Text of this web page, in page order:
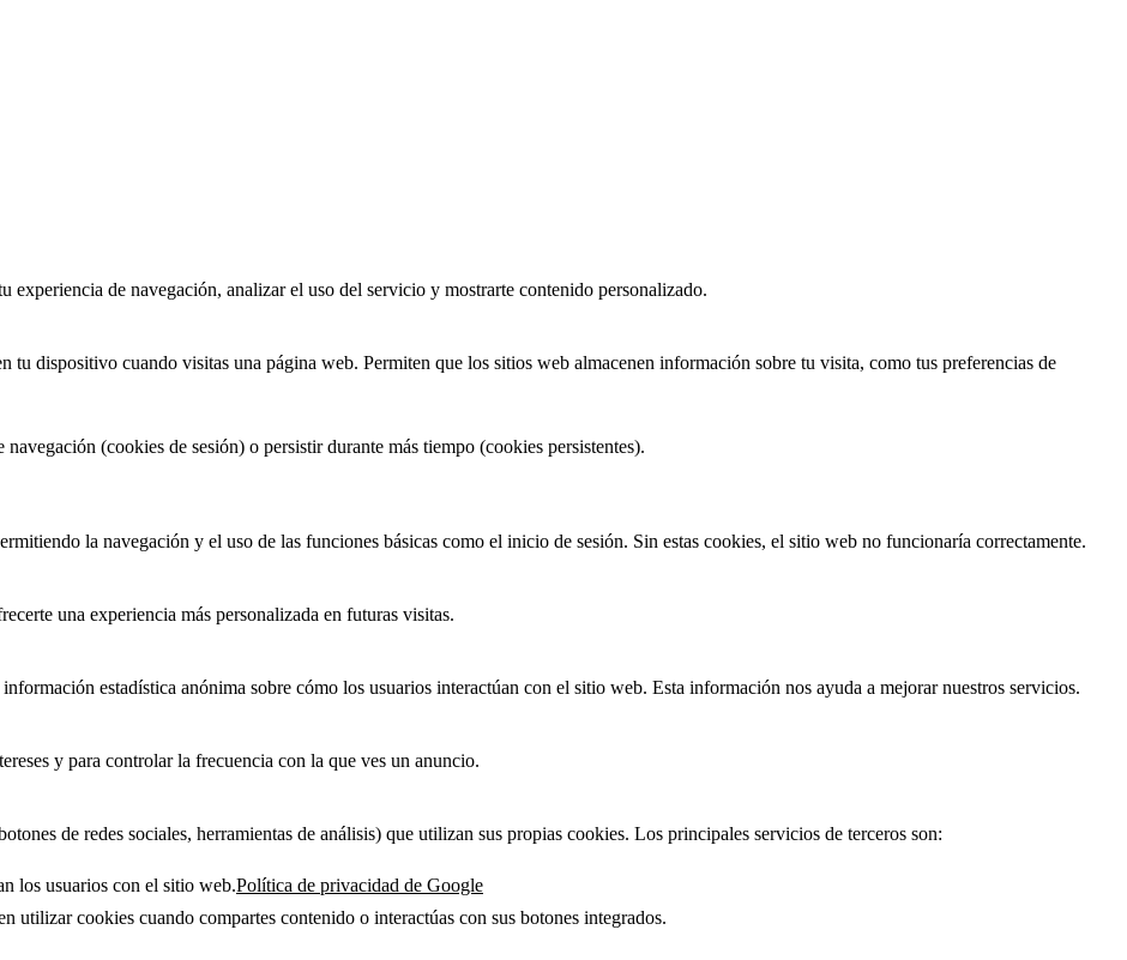
de navegación, analizar el uso del servicio y mostrarte contenido personalizado.
tu dispositivo cuando visitas una página web. Permiten que los sitios web almacenen información sobre tu visita, como tus preferencias de
(cookies de sesión) o persistir durante más tiempo (cookies persistentes).
la navegación y el uso de las funciones básicas como el inicio de sesión. Sin estas cookies, el sitio web no funcionaría correctamente.
una experiencia más personalizada en futuras visitas.
estadística anónima sobre cómo los usuarios interactúan con el sitio web. Esta información nos ayuda a mejorar nuestros servicios.
y para controlar la frecuencia con la que ves un anuncio.
de redes sociales, herramientas de análisis) que utilizan sus propias cookies. Los principales servicios de terceros son:
los usuarios con el sitio web.Política de privacidad de Google
utilizar cookies cuando compartes contenido o interactúas con sus botones integrados.